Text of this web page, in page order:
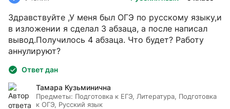
Здравствуйте ,У меня был ОГЭ по русскому языку,и
в изложении я сделал 3 абзаца, а после написал
вывод.Получилось 4 абзаца. Что будет? Работу
аннулируют?
Ответ дан
Тамара Кузьминична
Предметы: Подготовка к ЕГЭ, Литература, Подготовка
к ОГЭ, Русский язык